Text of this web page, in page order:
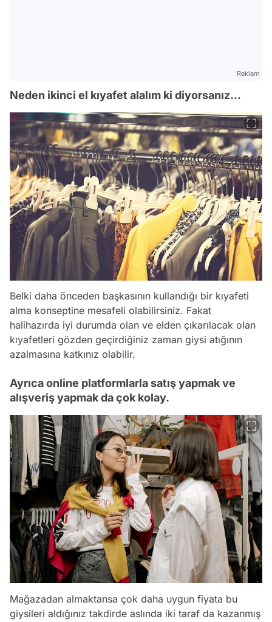
Reklam
Neden ikinci el kıyafet alalım ki diyorsanız...
Belki daha önceden başkasının kullandığı bir kıyafeti
alma konseptine mesafeli olabilirsiniz. Fakat
halihazırda iyi durumda olan ve elden çıkarılacak olan
kıyafetleri gözden geçirdiğiniz zaman giysi atığının
azalmasına katkınız olabilir.
Ayrıca online platformlarla satış yapmak ve
alışveriş yapmak da çok kolay.
Mağazadan almaktansa çok daha uygun fiyata bu
giysileri aldığınız takdirde aslında iki taraf da kazanmış